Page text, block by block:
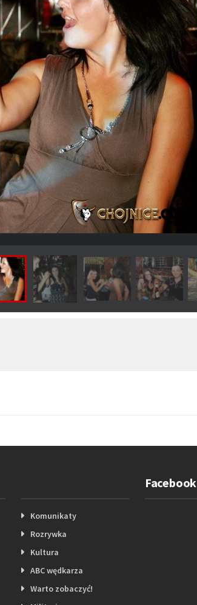
Komunikaty
Rozrywka
Kultura
ABC wędkarza
Warto zobaczyć!
Facebook